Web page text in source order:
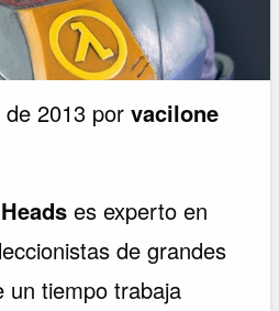
de 2013 porvacilone
es experto en
de grandes
un tiempo trabaja